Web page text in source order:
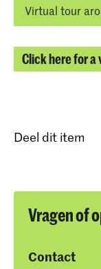
Virtual tour
Click here for a
Deel dit item
Vragen of
Contact